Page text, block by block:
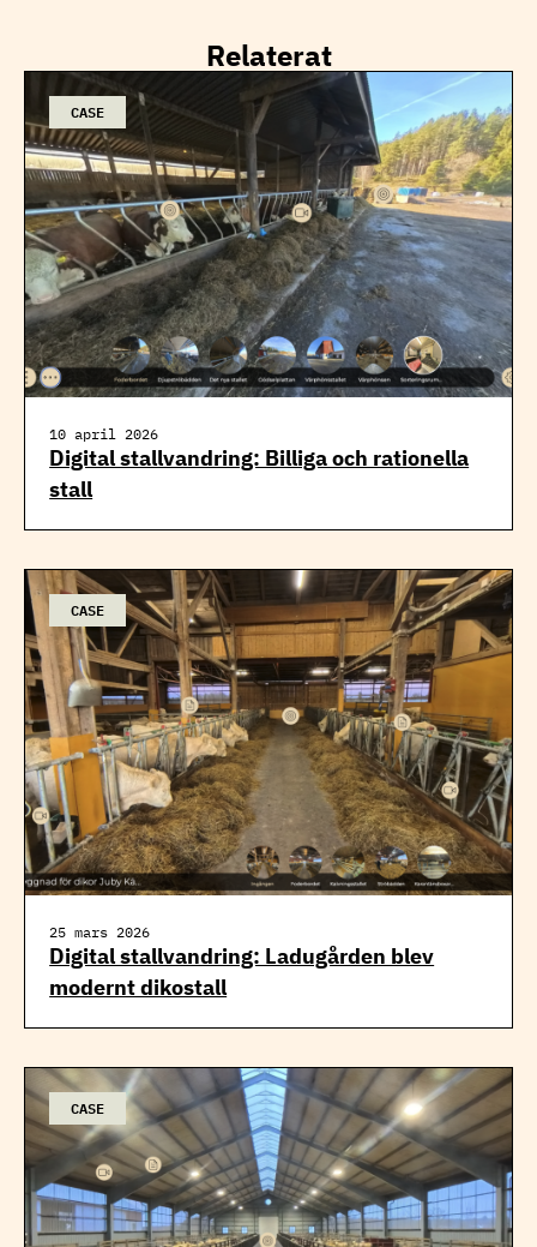
Relaterat
CASE
10 april 2026
Digital stallvandring: Billiga och rationella
stall
CASE
25 mars 2026
Digital stallvandring: Ladugården blev
modernt dikostall
CASE